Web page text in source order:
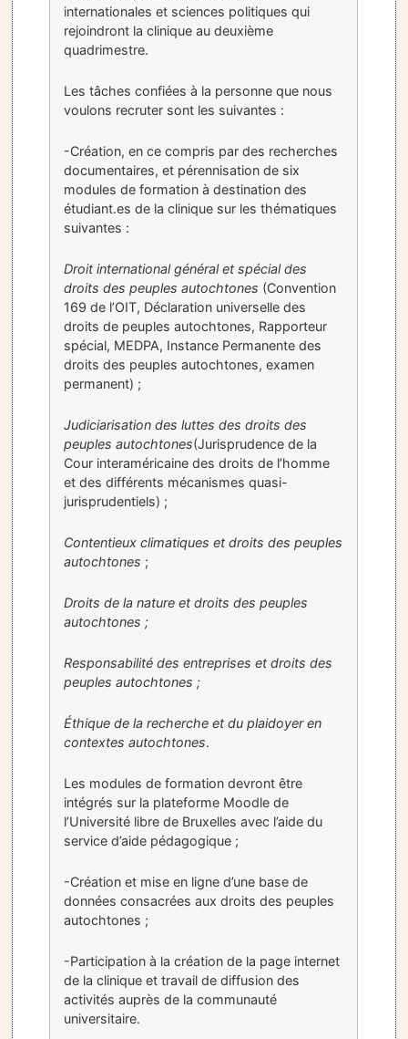
internationales et sciences politiques qui
rejoindront la clinique au deuxième
quadrimestre.
Les tâches confiées à la personne que nous
voulons recruter sont les suivantes :
-Création, en ce compris par des recherches
documentaires, et pérennisation de six
modules de formation à destination des
étudiant.es de la clinique sur les thématiques
suivantes :
Droit international général et spécial des
droits des peuples autochtones (Convention
169 de l’OIT, Déclaration universelle des
droits de peuples autochtones, Rapporteur
spécial, MEDPA, Instance Permanente des
droits des peuples autochtones, examen
permanent) ;
Judiciarisation des luttes des droits des
peuples autochtones(Jurisprudence de la
Cour interaméricaine des droits de l’homme
et des différents mécanismes quasi-
jurisprudentiels) ;
Contentieux climatiques et droits des peuples
autochtones ;
Droits de la nature et droits des peuples
autochtones ;
Responsabilité des entreprises et droits des
peuples autochtones ;
Éthique de la recherche et du plaidoyer en
contextes autochtones.
Les modules de formation devront être
intégrés sur la plateforme Moodle de
l’Université libre de Bruxelles avec l’aide du
service d’aide pédagogique ;
-Création et mise en ligne d’une base de
données consacrées aux droits des peuples
autochtones ;
-Participation à la création de la page internet
de la clinique et travail de diffusion des
activités auprès de la communauté
universitaire.